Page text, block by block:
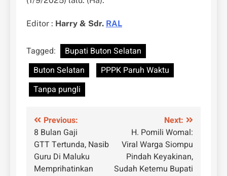
Editor : Harry & Sdr. RAL
Tagged:
Bupati Buton Selatan
Buton Selatan
PPPK Paruh Waktu
Tanpa pungli
Navigasi
pos
Previous:
8 Bulan Gaji
GTT Tertunda, Nasib
Guru Di Maluku
Memprihatinkan
Next:
H. Pomili Womal:
Viral Warga Siompu
Pindah Keyakinan,
Sudah Ketemu Bupati